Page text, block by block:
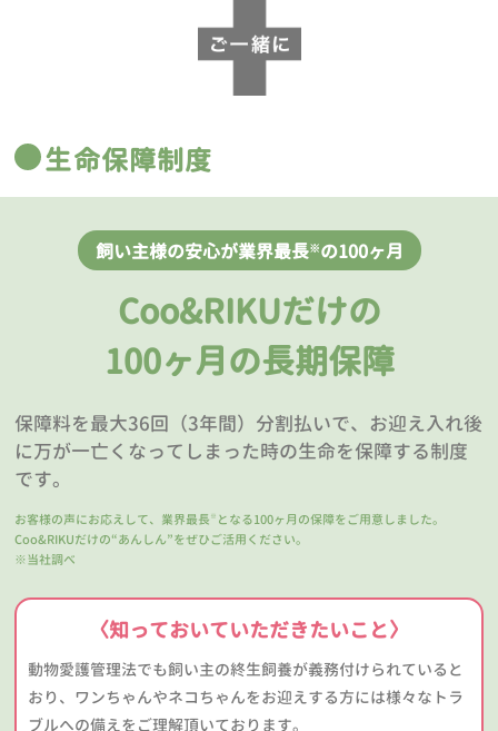
生命保障制度
飼い主様の安心が業界最長※の100ヶ月
Coo&RIKUだけの
100ヶ月の長期保障
保障料を最大36回（3年間）分割払いで、お迎え入れ後
に万が一亡くなってしまった時の生命を保障する制度
です。
お客様の声にお応えして、業界最長 ※ となる100ヶ月の保障をご用意しました。
Coo&RIKUだけの“あんしん”をぜひご活用ください。
※当社調べ
〈知っておいていただきたいこと〉
動物愛護管理法でも飼い主の終生飼養が義務付けられていると
おり、ワンちゃんやネコちゃんをお迎えする方には様々なトラ
ブルへの備えをご理解頂いております。